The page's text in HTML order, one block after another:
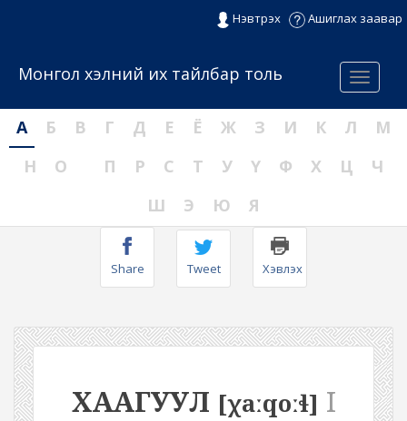
Нэвтрэх Ашиглах заавар
Menu
Монгол хэлний их тайлбар толь
А Б В Г Д Е Ё Ж З И К Л
М
Н
О П Р С Т У Ү Ф Х Ц
Ч
Ш
Э Ю Я
Share Tweet Хэвлэх
ХААГУУЛ [χaːqoːɬ] I